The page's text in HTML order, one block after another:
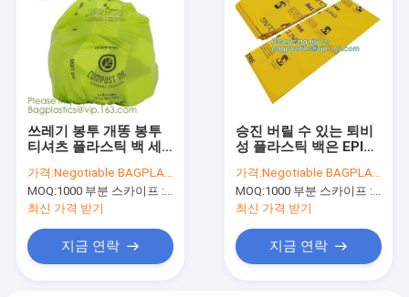
쓰레기 봉투 개똥 봉투
티셔츠 플라스틱 백 세
저귀 누 제품 가방 다이
컷 / 고리 손잡이 봉투
Dr 자루에 넣습니다
가격:Negotiable BAGPLASTICS@YAHOO.COM
MOQ:1000 부분 스카이프 : 마이데아르닐
최신 가격 받기
지금 연락
승진 버릴 수 있는 퇴비
성 플라스틱 백은 EPI
을 특화했습니다
가격:Negotiable BAGPLASTICS@YAHOO.COM
MOQ:1000 부분 스카이프 : 마이데아르닐
최신 가격 받기
지금 연락